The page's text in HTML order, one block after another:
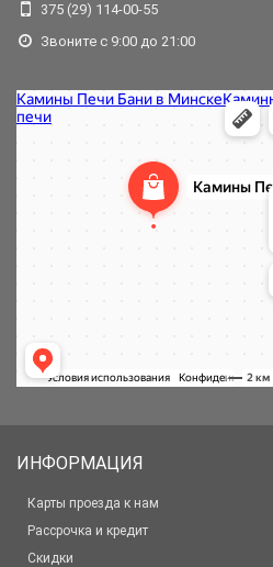
375 (29) 114-00-55
Звоните с 9:00 до 21:00
ИНФОРМАЦИЯ
Карты проезда к нам
Рассрочка и кредит
Скидки